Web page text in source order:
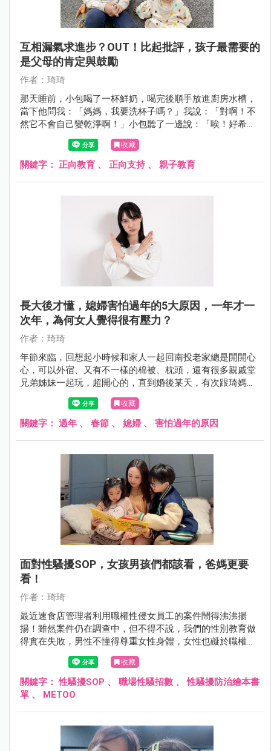
互相漏氣求進步？OUT！比起批評，孩子最需要的
是父母的肯定與鼓勵
作者：琦琦
那天睡前，小包喝了一杯鮮奶，喝完後順手放進廚房水槽，
當下他問我：「媽媽，我要洗杯子嗎？」我說：「對啊！不
然它不會自己變乾淨啊！」小包聽了一邊說：「唉！好希望
杯子自己變乾淨。」一邊順手把杯子洗淨。 看到小包負責的
模樣，我溫柔的跟他說：「小包，你好體貼、很懂事喔！」
小包靦腆的回答：「不客氣，這是我該做的。」
收藏
關鍵字： 正向教育 、 正向支持、 親子教育
長大後才懂，媳婦害怕過年的5大原因，一年才一
次年，為何女人覺得很有壓力？
作者：琦琦
年節來臨，回想起小時候和家人一起回南投老家總是開開心
心，可以外宿、又有不一樣的棉被、枕頭，還有很多親戚堂
兄弟姊妹一起玩，超開心的，直到婚後某天，有次跟琦媽聊
到過年的回憶……我才知道對女人而言，過年都不是輕鬆的
收藏
關鍵字： 過年 、 春節 、 媳婦 、 害怕過年的原因
面對性騷擾SOP，女孩男孩們都該看，爸媽更要
看！
作者：琦琦
最近速食店管理者利用職權性侵女員工的案件鬧得沸沸揚
揚！雖然案件仍在調查中，但不得不說，我們的性別教育做
得實在失敗，男性不懂得尊重女性身體，女性也礙於職權工
作壓力當下不敢對外伸張。
收藏
關鍵字：性騷擾SOP 、 職場性騷招數 、性騷擾防治繪本書
單 、 METOO